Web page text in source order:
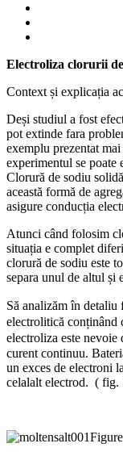
Electroliza clorurii
Context și explicația
Deși studiul a fost
pot extinde fara
exemplu prezentat
experimentul se poate
Clorură de sodiu
această formă de
asigure conducția
Atunci când folosim
situația e complet
clorură de sodiu este
separa unul de altul și
Să analizăm în
electrolitică conținând
electroliza este
curent continuu.
un exces de electroni
celalalt electrod. ( fig.